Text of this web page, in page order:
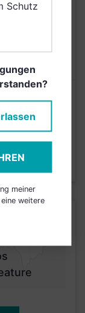
Zypern
(KID)
Schutz
meiner
weitere